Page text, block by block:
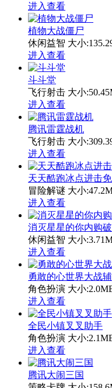
进入查看
植物大战僵尸
休闲益智 大小
进入查看
斗斗堂
飞行射击 大小
进入查看
腾讯雷霆战机
飞行射击 大小
进入查看
天天酷跑冰点进击
冒险解谜 大小
进入查看
消灭星星的你内购
休闲益智 大小
进入查看
勇敢的心世界大战
角色扮演 大小
进入查看
全民小镇叉叉助手
角色扮演 大小
进入查看
腾讯大闹三国